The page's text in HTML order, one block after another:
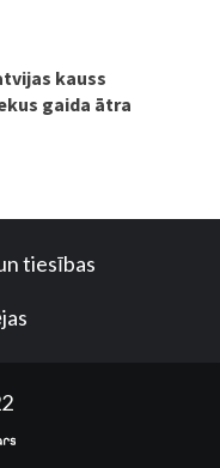
kauss
gaida ātra
tiesības